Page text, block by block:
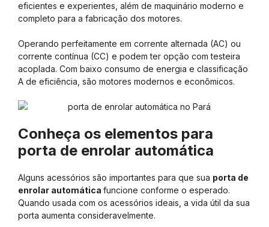
eficientes e experientes, além de maquinário moderno e
completo para a fabricação dos motores.
Operando perfeitamente em corrente alternada (AC) ou
corrente contínua (CC) e podem ter opção com testeira
acoplada. Com baixo consumo de energia e classificação
A de eficiência, são motores modernos e econômicos.
Conheça os elementos para
porta de enrolar automática
Alguns acessórios são importantes para que sua porta de
enrolar automática funcione conforme o esperado.
Quando usada com os acessórios ideais, a vida útil da sua
porta aumenta consideravelmente.